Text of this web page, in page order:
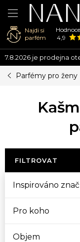
Přejít
na
obsah
Najdi si
parfém
4,9
7.8.2026 je prodejna
Parfémy pro ženy
FILTROVAT
Inspirováno
Pro koho
Objem